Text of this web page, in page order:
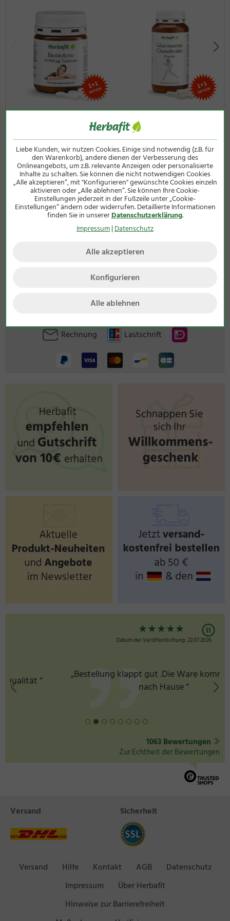
Liebe Kunden, wir nutzen Cookies. Einige sind notwendig (z.B. für
den Warenkorb), andere dienen der Verbesserung des
Onlineangebots, um z.B. relevante Anzeigen oder personalisierte
Inhalte zu schalten. Sie können die nicht notwendigen Cookies
„Alle akzeptieren“, mit "Konfigurieren" gewünschte Cookies einzeln
aktivieren oder „Alle ablehnen“. Sie können Ihre Cookie-
Einstellungen jederzeit in der Fußzeile unter „Cookie-
Einstellungen“ ändern oder widerrufen. Detaillierte Informationen
finden Sie in unsererDatenschutzerklärung.
Impressum| Datenschutz
Alle akzeptieren
Konfigurieren
Alle ablehnen
Rosskastanien-Extrakt
Rotes-Weinlaub-
100 mg
**
Vitamin C
60 mg
1000 2000 µg
200
Mangan
1 mg 2 mg
100
*NRV = Nährstoffbezugswert für die tägliche Zufuhr gemäß
VO (EU) Nr. 1169/2011
**noch keine Referenzmenge vorhanden
180 Tabletten
12,50 €
(40g / 1 kg = 312,50 €)
inkl. MwSt zzgl.Versandkosten
Glucosamin-Chondroitin-
Kapseln
240 Kapseln
28,00 €
(200g / 1 kg = 140,00 €)
inkl. MwSt zzgl.Versandkosten
Rechnung Lastschrift
Datum der Veröffentlichung: 22.07.2026
„Bestellung klappt gut .Die Ware kommt schnell
nach Hause ”
1063 Bewertungen
Zur Echtheit der Bewertungen
Versand Sicherheit
Versand Hilfe Kontakt AGB
Datenschutz
Impressum
Über Herbafit
Hinweise zur Barrierefreiheit